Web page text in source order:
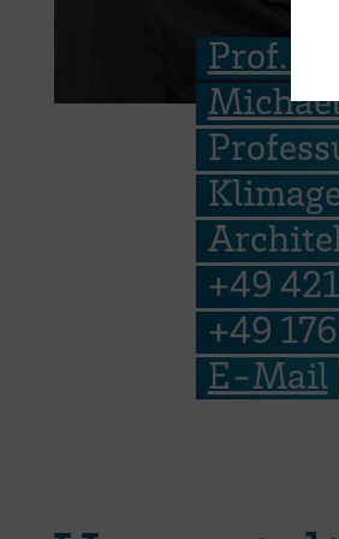
Prof.
+49
+49
E-Mail